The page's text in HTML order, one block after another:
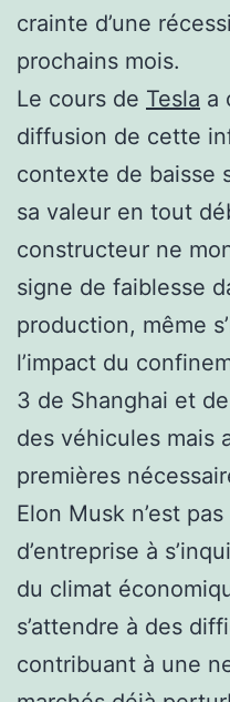
crainte d’une
prochains mois.
Le cours de Tesla a
diffusion de cette
contexte de baisse
sa valeur en tout
constructeur ne
signe de faiblesse
production, même
l’impact du
3 de Shanghai et
des véhicules mais
premières
Elon Musk n’est
d’entreprise à
du climat
s’attendre à des
contribuant à une